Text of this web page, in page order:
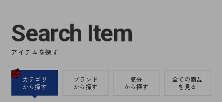
Search Item
アイテムを探す
カテゴリ
から探す
ブランド
から探す
気分
から探す
全ての商品
を見る